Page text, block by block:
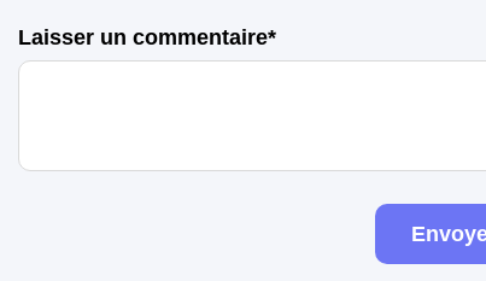
Laisser un commentaire*